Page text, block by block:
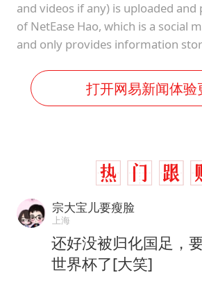
and videos if any) is uploaded and
of NetEase Hao, which is a social
and only provides information
打开网易新闻体验
宗大宝儿要瘦脸
上海
还好没被归化国足，
世界杯了[大笑]